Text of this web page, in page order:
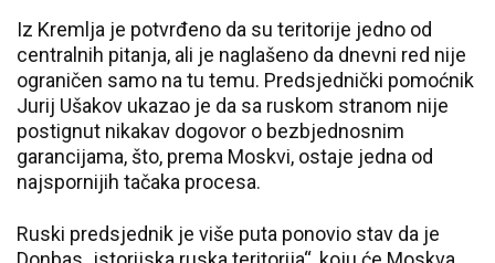
Iz Kremlja je potvrđeno da su teritorije jedno od
centralnih pitanja, ali je naglašeno da dnevni red nije
ograničen samo na tu temu. Predsjednički pomoćnik
Jurij Ušakov ukazao je da sa ruskom stranom nije
postignut nikakav dogovor o bezbjednosnim
garancijama, što, prema Moskvi, ostaje jedna od
najspornijih tačaka procesa.
Ruski predsjednik je više puta ponovio stav da je